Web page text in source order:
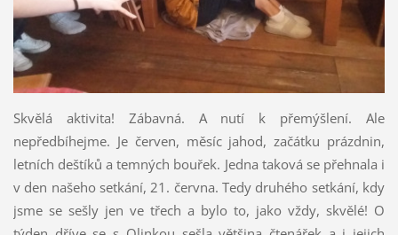
Skvělá aktivita! Zábavná. A nutí k přemýšlení. Ale
nepředbíhejme. Je červen, měsíc jahod, začátku prázdnin,
letních deštíků a temných bouřek. Jedna taková se přehnala i
v den našeho setkání, 21. června. Tedy druhého setkání, kdy
jsme se sešly jen ve třech a bylo to, jako vždy, skvělé! O